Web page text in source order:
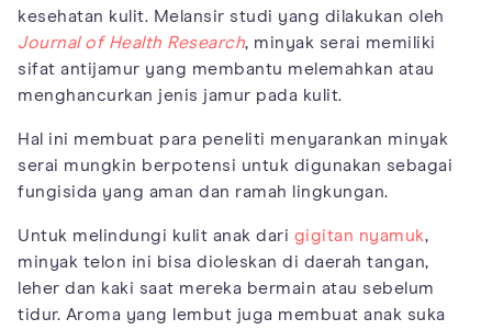
kesehatan kulit. Melansir studi yang dilakukan oleh
Journal of Health Research, minyak serai memiliki
sifat antijamur yang membantu melemahkan atau
menghancurkan jenis jamur pada kulit.
Hal ini membuat para peneliti menyarankan minyak
serai mungkin berpotensi untuk digunakan sebagai
fungisida yang aman dan ramah lingkungan.
Untuk melindungi kulit anak dari gigitan nyamuk,
minyak telon ini bisa dioleskan di daerah tangan,
leher dan kaki saat mereka bermain atau sebelum
tidur. Aroma yang lembut juga membuat anak suka